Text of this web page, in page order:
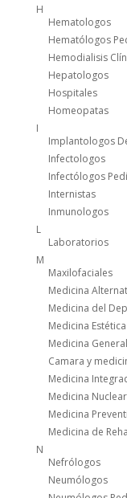
H
Hematologos
Hematólogos
Hemodialisis
Hepatologos
Hospitales
Homeopatas
I
Implantologos
Infectologos
Infectólogos
Internistas
Inmunologos
L
Laboratorios
M
Maxilofaciales
Medicina
Medicina del
Medicina Estética
Medicina
Camara y
Medicina
Medicina Nuclear
Medicina
Medicina de
N
Nefrólogos
Neumólogos